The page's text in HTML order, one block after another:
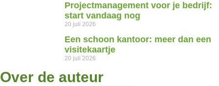
Projectmanagement voor je bedrijf:
start vandaag nog
20 juli 2026
Een schoon kantoor: meer dan een
visitekaartje
20 juli 2026
Over de auteur